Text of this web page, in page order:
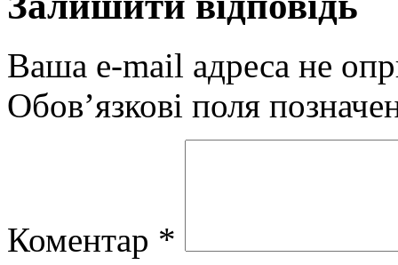
Ваша e-mail адреса не
Обов’язкові поля
Коментар *